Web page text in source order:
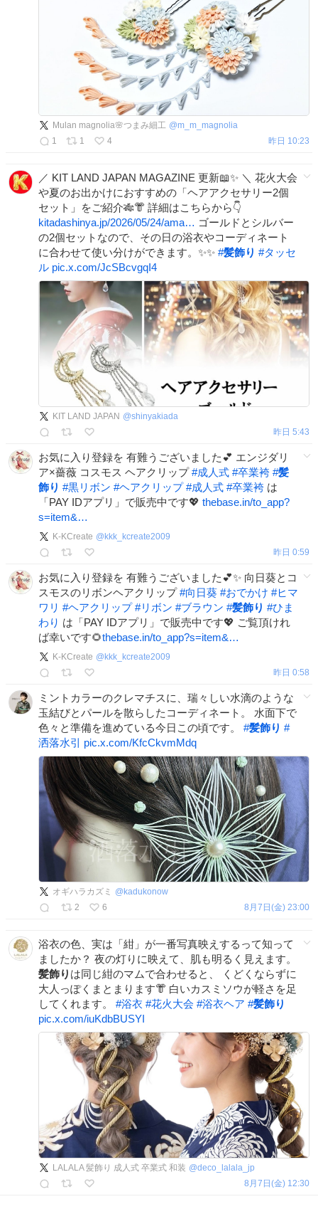
Mulan magnolia🌸つまみ細工 @m_m_magnolia
1
1 4 昨日 10:23
／ KIT LAND JAPAN MAGAZINE 更新📖✨ ＼ 花火大会
や夏のお出かけにおすすめの「ヘアアクセサリー2個
セット」をご紹介🎋👘 詳細はこちらから👇
kitadashinya.jp/2026/05/24/ama… ゴールドとシルバー
の2個セットなので、その日の浴衣やコーディネート
に合わせて使い分けができます。✨✨ #髪飾り #タッセ
ル pic.x.com/JcSBcvgqI4
KIT LAND JAPAN @shinyakiada
昨日 5:43
お気に入り登録を 有難うございました💕 エンジダリ
ア×薔薇 コスモス ヘアクリップ#成人式 #卒業袴 #髪
飾り #黒リボン #ヘアクリップ #成人式 #卒業袴 は
「PAY IDアプリ」で販売中です💖 thebase.in/to_app?
s=item&…
K-KCreate @ kkk_kcreate2009
昨日 0:59
お気に入り登録を 有難うございました💕✨ 向日葵とコ
スモスのリボンヘアクリップ#向日葵 #おでかけ #ヒマ
ワリ #ヘアクリップ #リボン #ブラウン #髪飾り #ひま
わり は「PAY IDアプリ」で販売中です💖 ご覧頂けれ
ば幸いです🌻thebase.in/to_app?s=item&…
K-KCreate @ kkk_kcreate2009
昨日 0:58
ミントカラーのクレマチスに、瑞々しい水滴のような
玉結びとパールを散らしたコーディネート。 水面下で
色々と準備を進めている今日この頃です。 #髪飾り #
洒落水引 pic.x.com/KfcCkvmMdq
オギハラカズミ @ kadukonow
2
6 8月7日(金) 23:00
浴衣の色、実は「紺」が一番写真映えするって知って
ましたか？ 夜の灯りに映えて、肌も明るく見えます。
髪飾り は同じ紺のマムで合わせると、 くどくならずに
大人っぽくまとまります👘 白いカスミソウが軽さを足
してくれます。 #浴衣 #花火大会 #浴衣ヘア #髪飾り
pic.x.com/iuKdbBUSYI
LALALA 髪飾り 成人式 卒業式 和装 @deco_lalala_jp
8月7日(金) 12:30